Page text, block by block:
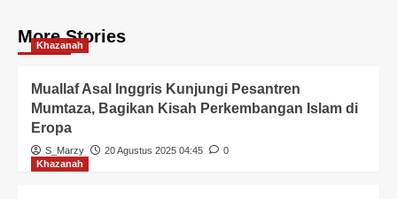
More Stories
Khazanah
Muallaf Asal Inggris Kunjungi Pesantren
Mumtaza, Bagikan Kisah Perkembangan Islam di
Eropa
S_Marzy 20 Agustus 2025 04:45
0
Khazanah